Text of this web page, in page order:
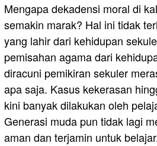
Mengapa dekadensi moral di
semakin marak? Hal ini tidak
yang lahir dari kehidupan
pemisahan agama dari
diracuni pemikiran sekuler
apa saja. Kasus kekerasan
kini banyak dilakukan oleh
Generasi muda pun tidak lagi
aman dan terjamin untuk